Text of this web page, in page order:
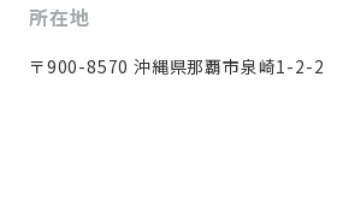
所在地
〒900-8570 沖縄県那覇市泉崎1-2-2